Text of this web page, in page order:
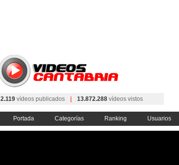
2.119 vídeos publicados 13.872.288 vídeos vistos
Portada Categorías Ranking Usuarios